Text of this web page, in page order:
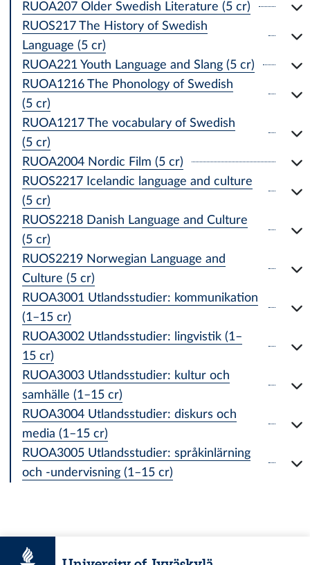
RUOA207 Older Swedish Literature (5 cr)
RUOS217 The History of Swedish
Language (5 cr)
RUOA221 Youth Language and Slang (5 cr)
RUOA1216 The Phonology of Swedish
(5 cr)
RUOA1217 The vocabulary of Swedish
(5 cr)
RUOA2004 Nordic Film (5 cr)
RUOS2217 Icelandic language and culture
(5 cr)
RUOS2218 Danish Language and Culture
(5 cr)
RUOS2219 Norwegian Language and
Culture (5 cr)
RUOA3001 Utlandsstudier: kommunikation
(1–15 cr)
RUOA3002 Utlandsstudier: lingvistik (1–
15 cr)
RUOA3003 Utlandsstudier: kultur och
samhälle (1–15 cr)
RUOA3004 Utlandsstudier: diskurs och
media (1–15 cr)
RUOA3005 Utlandsstudier: språkinlärning
och -undervisning (1–15 cr)